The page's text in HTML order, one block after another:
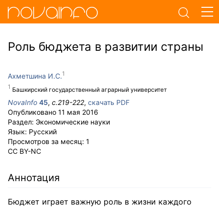
Роль бюджета в развитии страны
Ахметшина И.С.
Башкирский государственный аграрный университет
NovaInfo 45, с.219-222, скачать PDF
Опубликовано 11 мая 2016
Раздел: Экономические науки
Язык: Русский
Просмотров за месяц: 1
CC BY-NC
Аннотация
Бюджет играет важную роль в жизни каждого